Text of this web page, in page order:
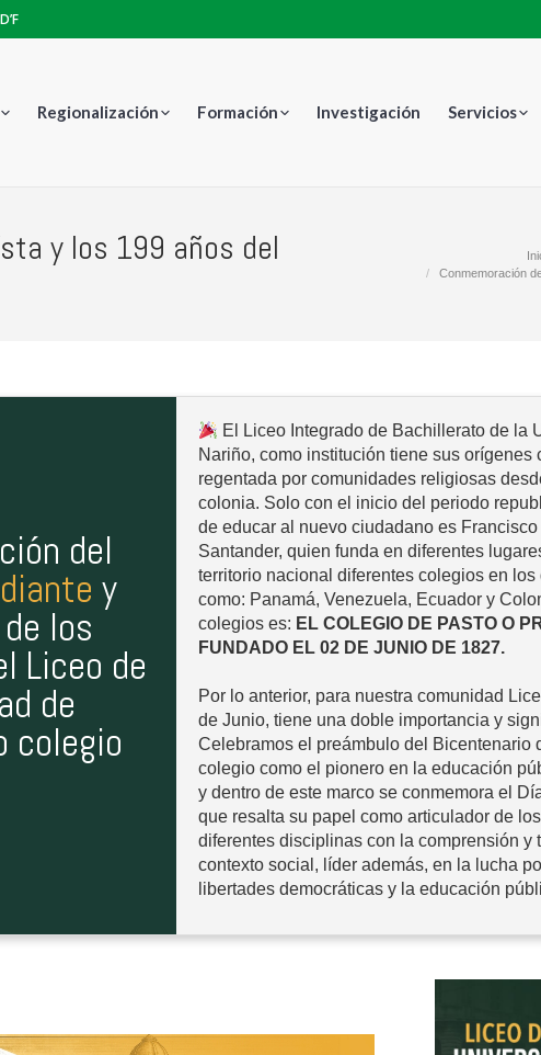
Regionalización Formación Investigación Servicios
y los 199 años del
Conmemoración
del
y
los
Liceo de
de
colegio
El Liceo Integrado de Bachillerato de la
Nariño, como institución tiene sus orígenes
regentada por comunidades religiosas
colonia. Solo con el inicio del periodo
de educar al nuevo ciudadano es
Santander, quien funda en diferentes
territorio nacional diferentes colegios en
como: Panamá, Venezuela, Ecuador y
colegios es: EL COLEGIO DE PASTO O
FUNDADO EL 02 DE JUNIO DE 1827.
Por lo anterior, para nuestra comunidad
de Junio, tiene una doble importancia y
Celebramos el preámbulo del Bicentenario
colegio como el pionero en la educación
y dentro de este marco se conmemora el
que resalta su papel como articulador de
diferentes disciplinas con la comprensión y
contexto social, líder además, en la lucha
libertades democráticas y la educación